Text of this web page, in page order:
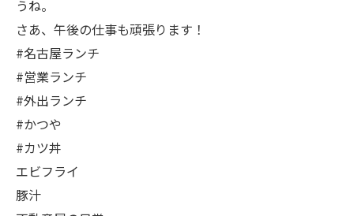
うね。
さあ、午後の仕事も頑張ります！
#名古屋ランチ
#営業ランチ
#外出ランチ
#かつや
#カツ丼
エビフライ
豚汁